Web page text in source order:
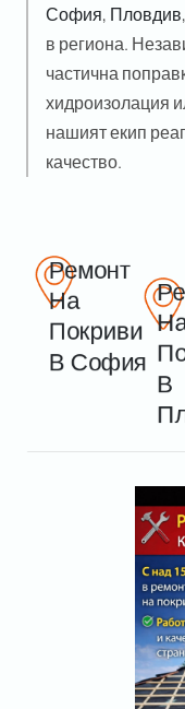
София, Пловдив,
в региона.
частична
хидроизолация
нашият екип
качество.
Ремонт
На
Покриви
В София
В